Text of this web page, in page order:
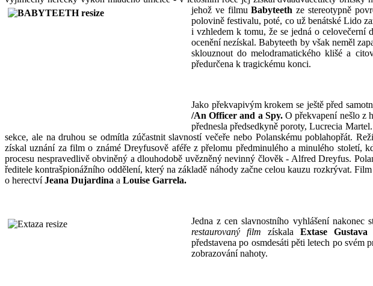
jehož ve filmuBabyteeth ze stereotypně
polovině festivalu, poté, co už benátské Lido
i vzhledem k tomu, že se jedná o celovečerní
ocenění nezískal. Babyteeth by však neměl
sklouznout do melodramatického klišé a
předurčena k tragickému konci.
Jako překvapivým krokem se ještě před
/An Officer and a Spy.O překvapení nešlo z
přednesla předsedkyně poroty, Lucrecia
sekce, ale na druhou se odmítla zúčastnit slavností večeře nebo Polanskému poblahopřát.
získal uznání za film o známé Dreyfusově aféře z přelomu předminulého a minulého století,
procesu nespravedlivě obviněný a dlouhodobě uvězněný nevinný člověk - Alfred Dreyfus.
ředitele kontrašpionážního oddělení, který na základě náhody začne celou kauzu rozkrývat.
o herectvíJeana Dujardina a Louise Garrela.
Jedna z cen slavnostního vyhlášení nakonec
restaurovaný film získalaExtase Gustava
představena po osmdesáti pěti letech po
zobrazování nahoty.